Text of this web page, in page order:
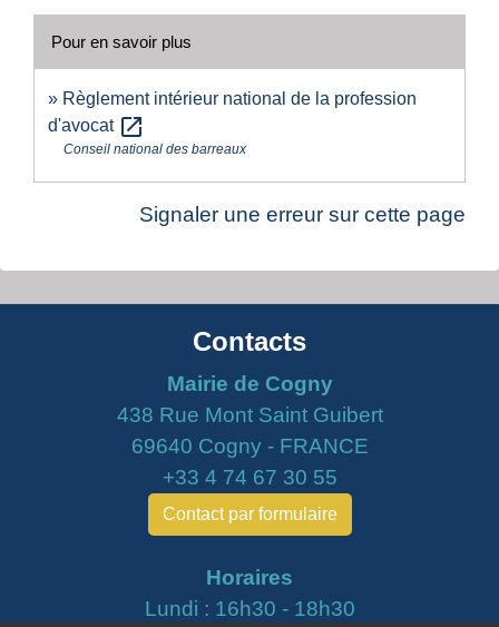
Pour en savoir plus
Règlement intérieur national de la profession
d'avocat open_in_new
Conseil national des barreaux
Signaler une erreur sur cette page
Contacts
Mairie de Cogny
438 Rue Mont Saint Guibert
69640 Cogny - FRANCE
+33 4 74 67 30 55
Contact par formulaire
Horaires
Lundi : 16h30 - 18h30